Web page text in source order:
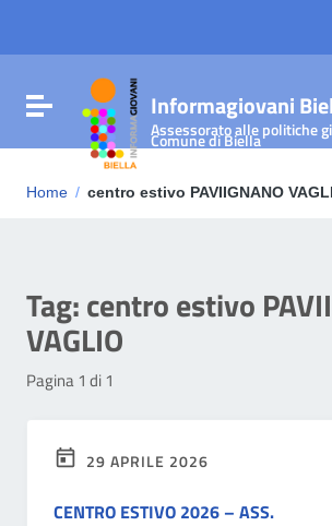
Attiva / disattiva la navigazione
Informagiovani
Assessorato alle politiche
Comune di Biella
Home / centro estivo PAVIIGNANO
Tag:centro estivo
VAGLIO
Pagina 1 di 1
29 APRILE 2026
CENTRO ESTIVO 2026 – ASS.